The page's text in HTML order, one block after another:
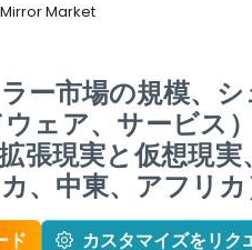
Market
ー市場の規模、
ェア、サービス
張現実と仮想現
、中東、アフリ
ド カスタマイズをリク